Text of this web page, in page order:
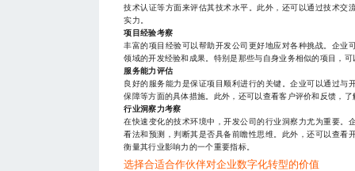
技术认证等方面来评估其技术水平。此外，还可以通过技术交
实力。
项目经验考察
丰富的项目经验可以帮助开发公司更好地应对各种挑战。企业
领域的开发经验和成果。特别是那些与自身业务相似的项目，
服务能力评估
良好的服务能力是保证项目顺利进行的关键。企业可以通过与
保障等方面的具体措施。此外，还可以查看客户评价和反馈，
行业洞察力考察
在快速变化的技术环境中，开发公司的行业洞察力尤为重要。
看法和预测，判断其是否具备前瞻性思维。此外，还可以查看
衡量其行业影响力的一个重要指标。
选择合适合作伙伴对企业数字化转型的价值